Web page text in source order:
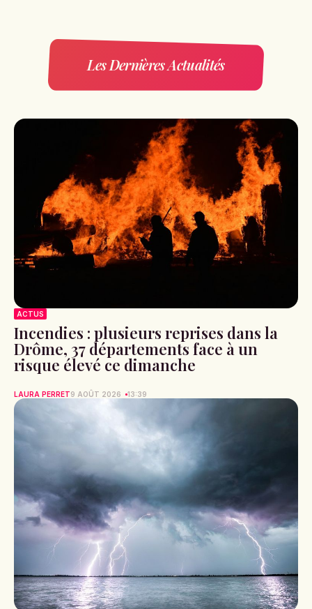
Les Dernières Actualités
ACTUS
Incendies : plusieurs reprises dans la
Drôme, 37 départements face à un
risque élevé ce dimanche
LAURA PERRET9 AOÛT 2026 13:39